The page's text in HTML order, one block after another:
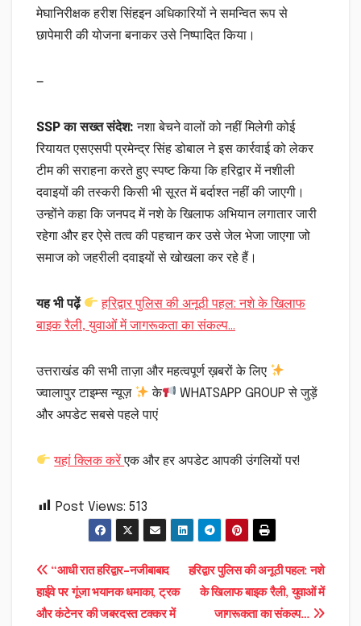
मेघानिरीक्षक हरीश सिंहइन अधिकारियों ने समन्वित रूप से
छापेमारी की योजना बनाकर उसे निष्पादित किया।
—
SSP का सख्त संदेश: नशा बेचने वालों को नहीं मिलेगी कोई
रियायत एसएसपी प्रमेन्द्र सिंह डोबाल ने इस कार्रवाई को लेकर
टीम की सराहना करते हुए स्पष्ट किया कि हरिद्वार में नशीली
दवाइयों की तस्करी किसी भी सूरत में बर्दाश्त नहीं की जाएगी।
उन्होंने कहा कि जनपद में नशे के खिलाफ अभियान लगातार जारी
रहेगा और हर ऐसे तत्व की पहचान कर उसे जेल भेजा जाएगा जो
समाज को जहरीली दवाइयों से खोखला कर रहे हैं।
यह भी पढ़ें
हरिद्वार पुलिस की अनूठी पहल: नशे के खिलाफ
बाइक रैली, युवाओं में जागरूकता का संकल्प…
उत्तराखंड की सभी ताज़ा और महत्वपूर्ण ख़बरों के लिए
ज्वालापुर टाइम्स न्यूज़
के
WHATSAPP GROUP से जुड़ें
और अपडेट सबसे पहले पाएं
यहां क्लिक करेंएक और हर अपडेट आपकी उंगलियों पर!
Post Views: 513
Post
navigation
हरिद्वार पुलिस की अनूठी पहल: नशे
के खिलाफ बाइक रैली, युवाओं में
जागरूकता का संकल्प…
“आधी रात हरिद्वार-नजीबाबाद
हाईवे पर गूंजा भयानक धमाका, ट्रक
और कंटेनर की जबरदस्त टक्कर में